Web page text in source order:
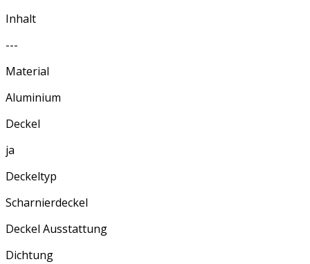
Inhalt
---
Material
Aluminium
Deckel
ja
Deckeltyp
Scharnierdeckel
Deckel Ausstattung
Dichtung